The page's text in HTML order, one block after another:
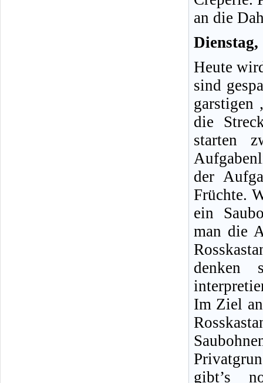
an die
Heute
sind
garstigen
die
starten
der
Früchte.
ein
man die
denken
Im Ziel
gibt’s